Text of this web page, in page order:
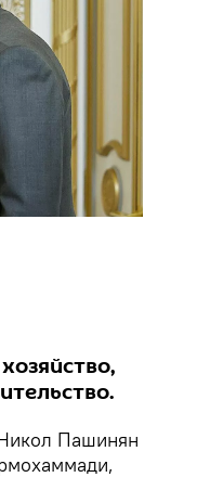
Пашинян